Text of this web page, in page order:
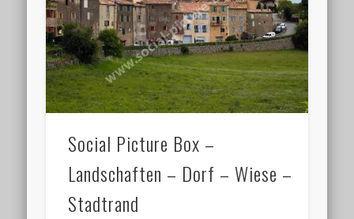
Social Picture Box –
Landschaften – Dorf – Wiese –
Stadtrand